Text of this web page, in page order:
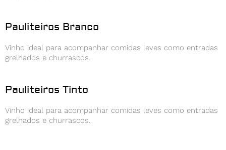
Pauliteiros Branco
Vinho ideal para acompanhar comidas leves como entradas
grelhados e churrascos.
Pauliteiros Tinto
Vinho ideal para acompanhar comidas leves como entradas
grelhados e churrascos.